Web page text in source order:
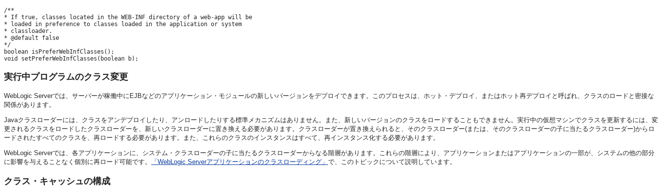
/**
* If true, classes located in the WEB-INF directory of a web-app will be
* loaded in preference to classes loaded in the application or system
* classloader.
* @default false
*/
boolean isPreferWebInfClasses();
実行中プログラムのクラス変更
WebLogic Serverでは、サーバーが稼働中にEJBなどのアプリケーション・モジュールの新しいバージョンをデプロイできます。このプロセスは、ホット・デプロイ、またはホット再デプロイと呼ばれ、クラスのロードと密接な
関係があります。
Javaクラスローダーには、クラスをアンデプロイしたり、アンロードしたりする標準メカニズムはありません。また、新しいバージョンのクラスをロードすることもできません。実行中の仮想マシンでクラスを更新するには、変
更されるクラスをロードしたクラスローダーを、新しいクラスローダーに置き換える必要があります。クラスローダーが置き換えられると、そのクラスローダー(または、そのクラスローダーの子に当たるクラスローダー)からロ
ードされたすべてのクラスを、再ロードする必要があります。また、これらのクラスのインスタンスはすべて、再インスタンス化する必要があります。
WebLogic Serverでは、各アプリケーションに、システム・クラスローダーの子に当たるクラスローダーからなる階層があります。これらの階層により、アプリケーションまたはアプリケーションの一部が、システムの他の部分
に影響を与えることなく個別に再ロード可能です。
「WebLogic Serverアプリケーションのクラスローディング」 で、このトピックについて説明しています。
クラス・キャッシュの構成